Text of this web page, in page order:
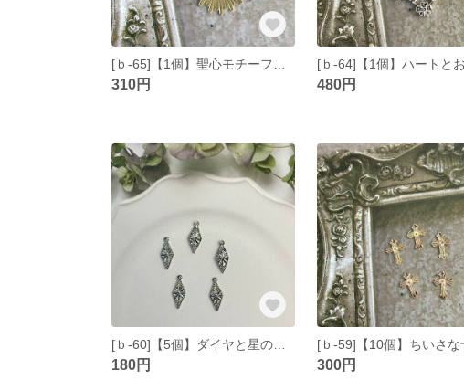
310円 480円
180円 300円